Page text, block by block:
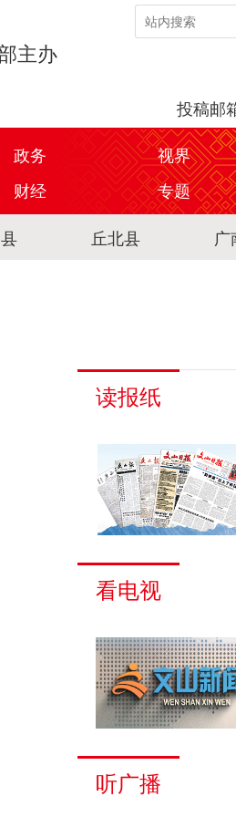
主办
投稿邮
政务
视界
财经
专题
丘北县 广
读报纸
看电视
听广播